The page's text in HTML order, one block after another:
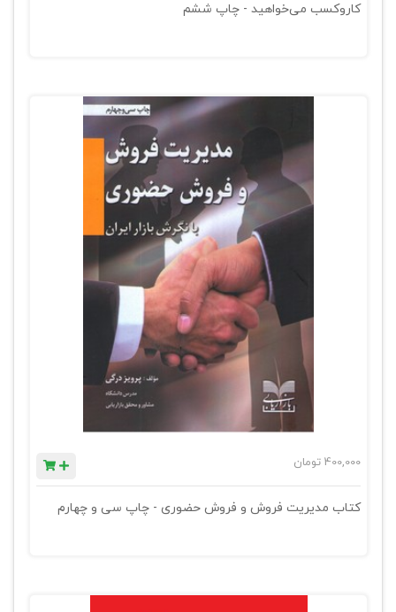
کاروکسب می‌خواهید - چاپ ششم
400,000 تومان
کتاب مدیریت فروش و فروش حضوری - چاپ سی و چهارم